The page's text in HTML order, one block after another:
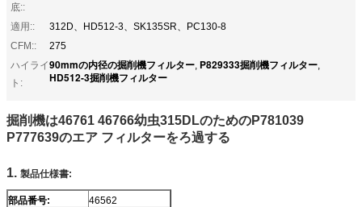
底::
適用::
312D、HD512-3、SK135SR、PC130-8
CFM::
275
ハイライ
ト:
90mmの内径の掘削機フィルター, P829333掘削機フィルター,
HD512-3掘削機フィルター
掘削機は46761 46766幼虫315DLのためのP781039
P777639のエア フィルターをろ過する
1. 製品仕様書:
部品番号:
46562